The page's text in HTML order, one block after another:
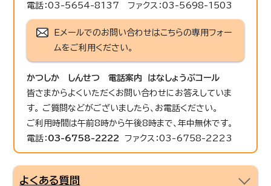
電話：03-5654-8137 ファクス：03-5698-1503
Eメールでのお問い合わせはこちらの専用フォー
ムをご利用ください。
かつしか しんせつ 電話案内 はなしょうぶコール
皆さまからよくいただくお問い合わせにお答えしていま
す。 ご質問などがございましたら、お電話ください。
ご利用時間は午前8時から午後8時まで、年中無休です。
電話： 03-6758-2222 ファクス：03-6758-2223
よくある質問